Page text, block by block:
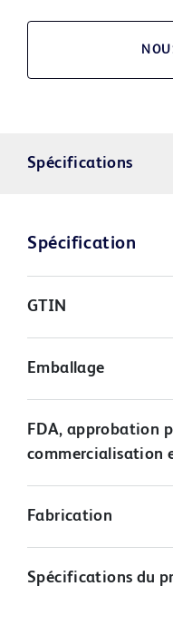
Spécifications
Spécification
GTIN
Emballage
FDA, approbation
commercialisation
Fabrication
Spécifications du